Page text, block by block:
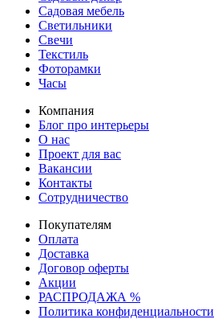
Садовая мебель
Светильники
Свечи
Текстиль
Фоторамки
Часы
Компания
Блог про интерьеры
О нас
Проект для вас
Вакансии
Контакты
Сотрудничество
Покупателям
Оплата
Доставка
Договор оферты
Акции
РАСПРОДАЖА %
Политика конфиденциальности